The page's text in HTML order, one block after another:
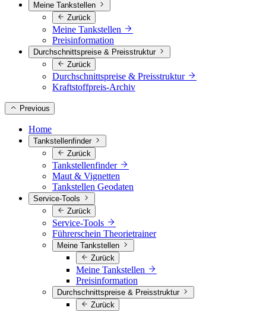
Meine Tankstellen
Zurück
Meine Tankstellen
Preisinformation
Durchschnittspreise & Preisstruktur
Zurück
Durchschnittspreise & Preisstruktur
Kraftstoffpreis-Archiv
Previous
Home
Tankstellenfinder
Zurück
Tankstellenfinder
Maut & Vignetten
Tankstellen Geodaten
Service-Tools
Zurück
Service-Tools
Führerschein Theorietrainer
Meine Tankstellen
Zurück
Meine Tankstellen
Preisinformation
Durchschnittspreise & Preisstruktur
Zurück